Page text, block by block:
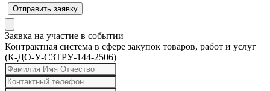
Отправить заявку
Заявка на участие в событии
Контрактная система в сфере закупок товаров, работ и услуг
(К-ДО-У-СЗТРУ-144-2506)